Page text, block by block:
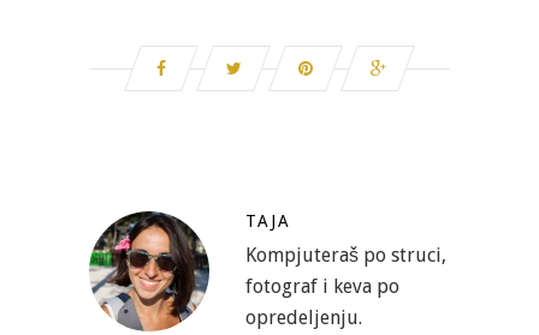
TAJA
Kompjuteraš po struci,
fotograf i keva po
opredeljenju.